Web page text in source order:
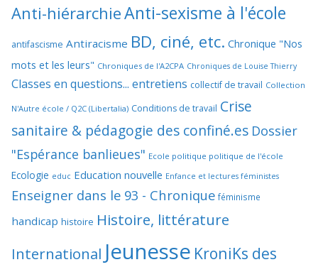
Anti-hiérarchieAnti-sexisme à l'école
antifascisme Antiracisme BD, ciné, etc. Chronique "Nos
mots et les leurs" Chroniques de l'A2CPA Chroniques de Louise Thierry
Classes en questions... entretiens collectif de travail Collection
N'Autre école / Q2C (Libertalia) Conditions de travail Crise
sanitaire & pédagogie des confiné.es Dossier
"Espérance banlieues" Ecole politique politique de l'école
Ecologie educ Education nouvelle Enfance et lectures féministes
Enseigner dans le 93 - Chronique féminisme
handicap histoire Histoire, littérature
International Jeunesse KroniKs des